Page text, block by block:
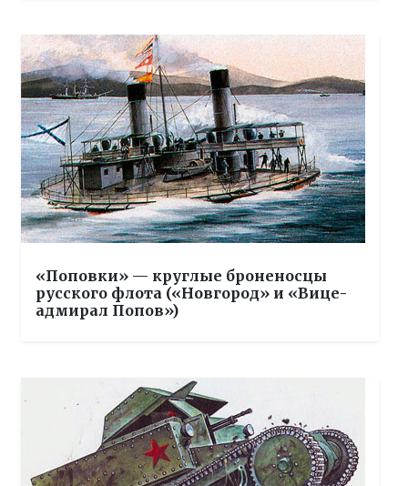
«Поповки» — круглые броненосцы
русского флота («Новгород» и «Вице-
адмирал Попов»)